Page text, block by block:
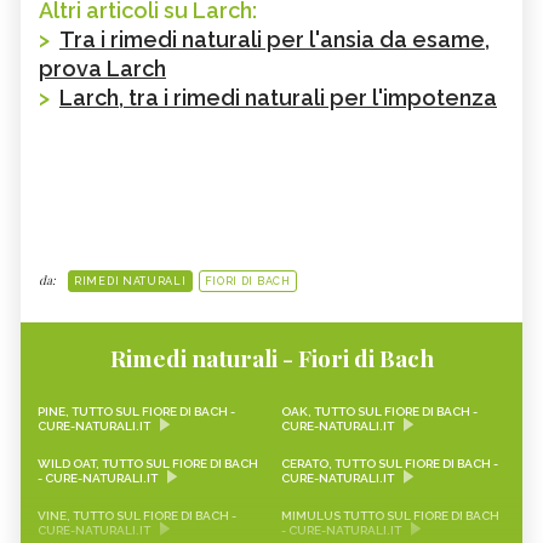
Altri articoli su Larch:
> Tra i rimedi naturali per l'ansia da esame,
prova Larch
> Larch, tra i rimedi naturali per l'impotenza
da: RIMEDI NATURALI FIORI DI BACH
Rimedi naturali - Fiori di Bach
PINE, TUTTO SUL FIORE DI BACH -
CURE-NATURALI.IT
OAK, TUTTO SUL FIORE DI BACH -
CURE-NATURALI.IT
WILD OAT, TUTTO SUL FIORE DI BACH
- CURE-NATURALI.IT
CERATO, TUTTO SUL FIORE DI BACH -
CURE-NATURALI.IT
VINE, TUTTO SUL FIORE DI BACH -
CURE-NATURALI.IT
MIMULUS TUTTO SUL FIORE DI BACH
- CURE-NATURALI.IT